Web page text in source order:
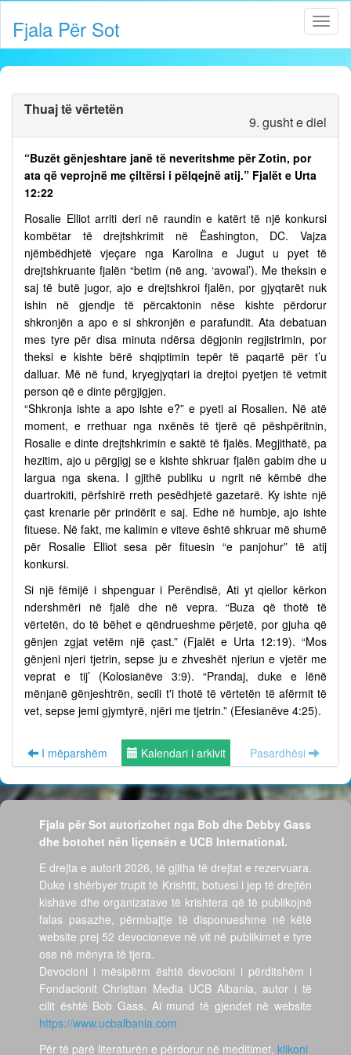
Fjala Për Sot
Thuaj të vërtetën
9. gusht e diel
“Buzët gënjeshtare janë të neveritshme për Zotin, por
ata që veprojnë me çiltërsi i pëlqejnë atij.” Fjalët e Urta
12:22
Rosalie Elliot arriti deri në raundin e katërt të një konkursi
kombëtar të drejtshkrimit në Ëashington, DC. Vajza
njëmbëdhjetë vjeçare nga Karolina e Jugut u pyet të
drejtshkruante fjalën “betim (në ang. ‘avowal’). Me theksin e
saj të butë jugor, ajo e drejtshkroi fjalën, por gjyqtarët nuk
ishin në gjendje të përcaktonin nëse kishte përdorur
shkronjën a apo e si shkronjën e parafundit. Ata debatuan
mes tyre për disa minuta ndërsa dëgjonin regjistrimin, por
theksi e kishte bërë shqiptimin tepër të paqartë për t’u
dalluar. Më në fund, kryegjyqtari ia drejtoi pyetjen të vetmit
person që e dinte përgjigjen.
“Shkronja ishte a apo ishte e?” e pyeti ai Rosalien. Në atë
moment, e rrethuar nga nxënës të tjerë që pëshpëritnin,
Rosalie e dinte drejtshkrimin e saktë të fjalës. Megjithatë, pa
hezitim, ajo u përgjigj se e kishte shkruar fjalën gabim dhe u
largua nga skena. I gjithë publiku u ngrit në këmbë dhe
duartrokiti, përfshirë rreth pesëdhjetë gazetarë. Ky ishte një
çast krenarie për prindërit e saj. Edhe në humbje, ajo ishte
fituese. Në fakt, me kalimin e viteve është shkruar më shumë
për Rosalie Elliot sesa për fituesin “e panjohur” të atij
konkursi.
Si një fëmijë i shpenguar i Perëndisë, Ati yt qiellor kërkon
ndershmëri në fjalë dhe në vepra. “Buza që thotë të
vërtetën, do të bëhet e qëndrueshme përjetë, por gjuha që
gënjen zgjat vetëm një çast.” (Fjalët e Urta 12:19). “Mos
gënjeni njeri tjetrin, sepse ju e zhveshët njeriun e vjetër me
veprat e tij’ (Kolosianëve 3:9). “Prandaj, duke e lënë
mënjanë gënjeshtrën, secili t'i thotë të vërtetën të afërmit të
vet, sepse jemi gjymtyrë, njëri me tjetrin.” (Efesianëve 4:25).
I mëparshëm Kalendari i arkivit Pasardhësi
Fjala për Sot autorizohet nga Bob dhe Debby Gass
dhe botohet nën liçensën e UCB International.
E drejta e autorit 2026, të gjitha të drejtat e rezervuara.
Duke i shërbyer trupit të Krishtit, botuesi i jep të drejtën
kishave dhe organizatave të krishtera që të publikojnë
falas pasazhe, përmbajtje të disponueshme në këtë
website prej 52 devocioneve në vit në publikimet e tyre
ose në mënyra të tjera.
Devocioni i mësipërm është devocioni i përditshëm i
Fondacionit Christian Media UCB Albania, autor i të
cilit është Bob Gass. Ai mund të gjendet në website
https://www.ucbalbania.com
Për të parë literaturën e përdorur në meditimet, klikoni